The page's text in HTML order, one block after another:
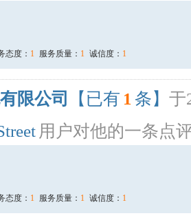
态度： 1 服务质量： 1 诚信度： 1
限公司 【已有 1 条】 于
用户对他的一条点
态度： 1 服务质量： 1 诚信度： 1